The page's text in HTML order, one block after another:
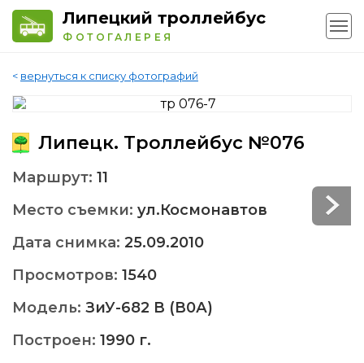
Липецкий троллейбус
ФОТОГАЛЕРЕЯ
< вернуться к списку фотографий
Липецк. Троллейбус №076
Маршрут: 11
Место съемки: ул.Космонавтов
Дата снимка: 25.09.2010
Просмотров: 1540
Модель: ЗиУ-682 В (В0А)
Построен: 1990 г.